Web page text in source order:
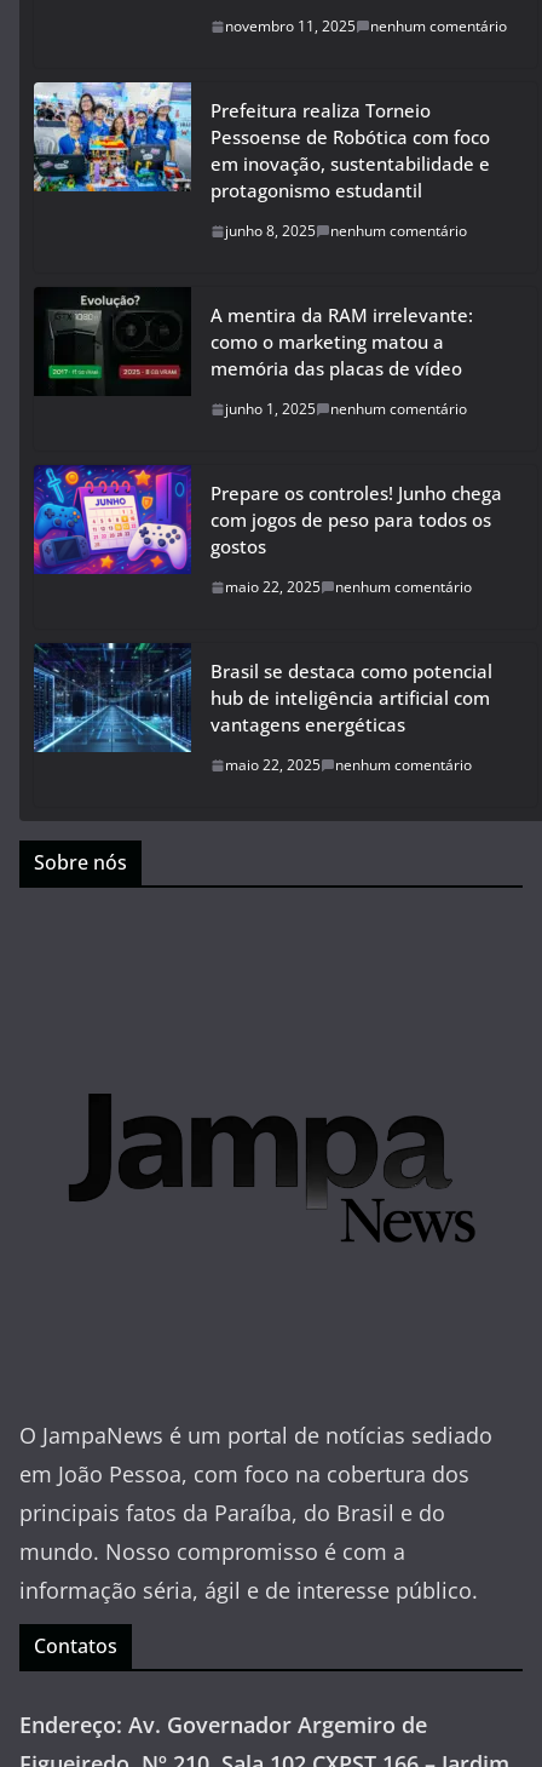
novembro 11, 2025 nenhum comentário
Prefeitura realiza Torneio
Pessoense de Robótica com foco
em inovação, sustentabilidade e
protagonismo estudantil
junho 8, 2025 nenhum comentário
A mentira da RAM irrelevante:
como o marketing matou a
memória das placas de vídeo
junho 1, 2025 nenhum comentário
Prepare os controles! Junho chega
com jogos de peso para todos os
gostos
maio 22, 2025 nenhum comentário
Brasil se destaca como potencial
hub de inteligência artificial com
vantagens energéticas
maio 22, 2025 nenhum comentário
Sobre nós
O JampaNews é um portal de notícias sediado
em João Pessoa, com foco na cobertura dos
principais fatos da Paraíba, do Brasil e do
mundo. Nosso compromisso é com a
informação séria, ágil e de interesse público.
Contatos
Endereço: Av. Governador Argemiro de